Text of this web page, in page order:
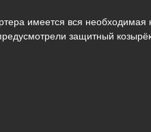
имеется вся
защитный